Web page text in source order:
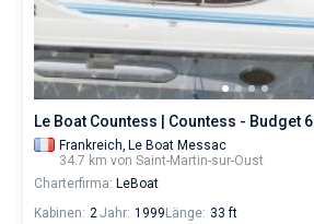
Saint-
sur-
Oust
für
eines
erholsamen
Le Boat Countess | Countess - Budget 6
Frankreich, Le Boat Messac
34.7 km von Saint-Martin-sur-Oust
Charterfirma: LeBoat
Kabinen: 2Jahr: 1999 Länge: 33 ft